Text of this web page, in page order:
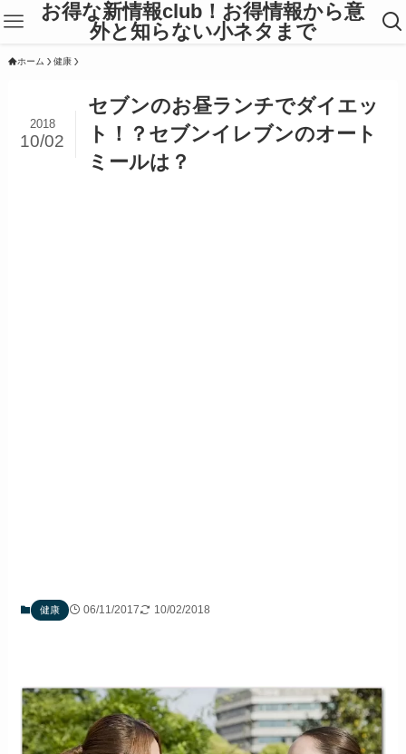
お得な新情報club！お得情報から意
外と知らない小ネタまで
ホーム 健康
セブンのお昼ランチでダイエッ
ト！？セブンイレブンのオート
ミールは？
2018
10/02
健康 06/11/2017 10/02/2018